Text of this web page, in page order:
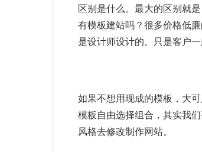
区别是什么。最大的区别就
有模板建站吗？很多价格低
是设计师设计的。只是客户
如果不想用现成的模板，大
模板自由选择组合，其实我
风格去修改制作网站。